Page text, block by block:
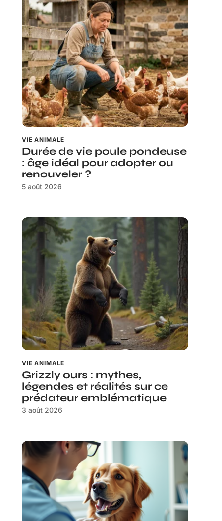
VIE ANIMALE
Durée de vie poule pondeuse
: âge idéal pour adopter ou
renouveler ?
5 août 2026
VIE ANIMALE
Grizzly ours : mythes,
légendes et réalités sur ce
prédateur emblématique
3 août 2026